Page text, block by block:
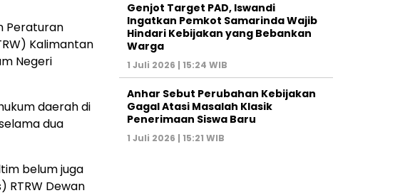
Peraturan
Kalimantan
Negeri
daerah di
dua
belum juga
RTRW Dewan
Genjot Target PAD, Iswandi
Ingatkan Pemkot Samarinda Wajib
Hindari Kebijakan yang Bebankan
Warga
1 Juli 2026 | 15:24 WIB
Anhar Sebut Perubahan Kebijakan
Gagal Atasi Masalah Klasik
Penerimaan Siswa Baru
1 Juli 2026 | 15:21 WIB